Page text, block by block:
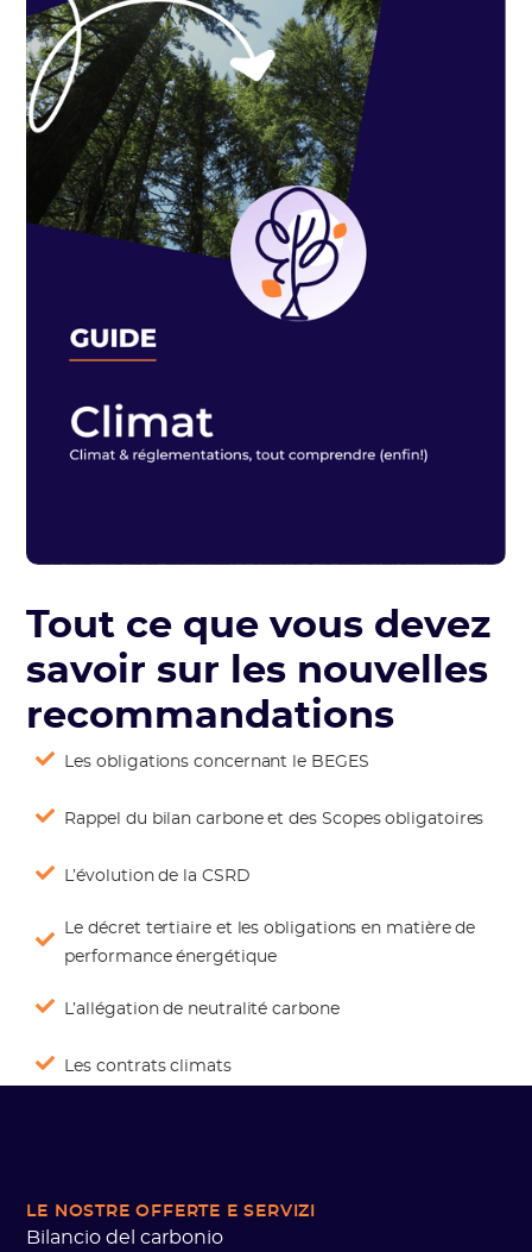
Tout ce que vous devez
savoir sur les nouvelles
recommandations
Les obligations concernant le BEGES
Rappel du bilan carbone et des Scopes obligatoires
L’évolution de la CSRD
Le décret tertiaire et les obligations en matière de
performance énergétique
L’allégation de neutralité carbone
Les contrats climats
LE NOSTRE OFFERTE E SERVIZI
Bilancio del carbonio